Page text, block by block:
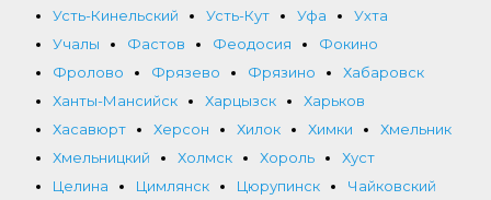
Усть-Кинельский
Усть-Кут Уфа
Ухта
Учалы
Фастов Феодосия
Фокино
Фролово
Фрязево Фрязино
Хабаровск
Ханты-Мансийск
Харцызск
Харьков
Хасавюрт
Херсон Хилок Химки
Хмельник
Хмельницкий
Холмск Хороль
Хуст
Целина
Цимлянск Цюрупинск
Чайковский